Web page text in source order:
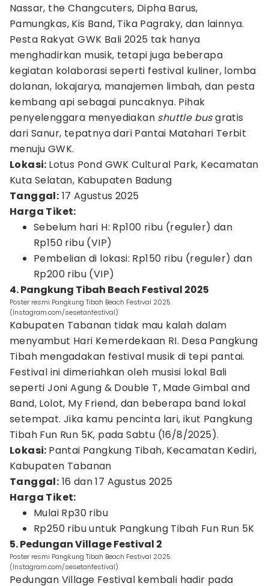
Nassar, the Changcuters, Dipha Barus,
Pamungkas, Kis Band, Tika Pagraky, dan lainnya.
Pesta Rakyat GWK Bali 2025 tak hanya
menghadirkan musik, tetapi juga beberapa
kegiatan kolaborasi seperti festival kuliner, lomba
dolanan, lokajarya, manajemen limbah, dan pesta
kembang api sebagai puncaknya. Pihak
penyelenggara menyediakan shuttle busgratis
dari Sanur, tepatnya dari Pantai Matahari Terbit
menuju GWK.
Lokasi: Lotus Pond GWK Cultural Park, Kecamatan
Kuta Selatan, Kabupaten Badung
Tanggal: 17 Agustus 2025
Harga Tiket:
Sebelum hari H: Rp100 ribu (reguler) dan
Rp150 ribu (VIP)
Pembelian di lokasi: Rp150 ribu (reguler) dan
Rp200 ribu (VIP)
4. Pangkung Tibah Beach Festival 2025
Poster resmi Pangkung Tibah Beach Festival 2025.
(Instagram.com/sesetanfestival)
Kabupaten Tabanan tidak mau kalah dalam
menyambut Hari Kemerdekaan RI. Desa Pangkung
Tibah mengadakan festival musik di tepi pantai.
Festival ini dimeriahkan oleh musisi lokal Bali
seperti Joni Agung & Double T, Made Gimbal and
Band, Lolot, My Friend, dan beberapa band lokal
setempat. Jika kamu pencinta lari, ikut Pangkung
Tibah Fun Run 5K, pada Sabtu (16/8/2025).
Lokasi: Pantai Pangkung Tibah, Kecamatan Kediri,
Kabupaten Tabanan
Tanggal: 16 dan 17 Agustus 2025
Harga Tiket:
Mulai Rp30 ribu
Rp250 ribu untuk Pangkung Tibah Fun Run 5K
5. Pedungan Village Festival 2
Poster resmi Pangkung Tibah Beach Festival 2025.
(Instagram.com/sesetanfestival)
Pedungan Village Festival kembali hadir pada